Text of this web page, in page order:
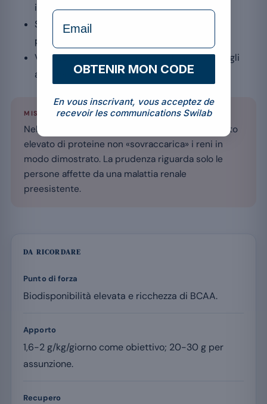
isolato.
Se assumi farmaci, chiedi il parere di un
professionista.
Verifica l’elenco degli ingredienti per evitare gli
allergeni.
MISE AU POINT
Nella persona con buona salute renale, un apporto
elevato di proteine non «sovraccarica» i reni in
modo dimostrato. La prudenza riguarda solo le
persone affette da una malattia renale
preesistente.
DA RICORDARE
Punto di forza
Biodisponibilità elevata e ricchezza di BCAA.
Apporto
1,6-2 g/kg/giorno come obiettivo; 20-30 g per
assunzione.
Recupero
formulaire Email
OBTENIR MON CODE
En vous inscrivant, vous acceptez de
recevoir les communications Swilab